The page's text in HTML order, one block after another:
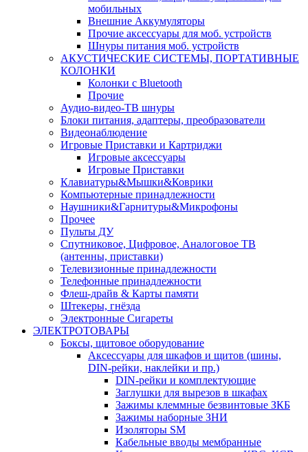
мобильных
Внешние Аккумуляторы
Прочие аксессуары для моб. устройств
Шнуры питания моб. устройств
АКУСТИЧЕСКИЕ СИСТЕМЫ, ПОРТАТИВНЫЕ
КОЛОНКИ
Колонки с Bluetooth
Прочие
Аудио-видео-ТВ шнуры
Блоки питания, адаптеры, преобразователи
Видеонаблюдение
Игровые Приставки и Картриджи
Игровые аксессуары
Игровые Приставки
Клавиатуры&Мышки&Коврики
Компьютерные принадлежности
Наушники&Гарнитуры&Микрофоны
Прочее
Пульты ДУ
Спутниковое, Цифровое, Аналоговое ТВ
(антенны, приставки)
Телевизионные принадлежности
Телефонные принадлежности
Флеш-драйв & Карты памяти
Штекеры, гнёзда
Электронные Сигареты
ЭЛЕКТРОТОВАРЫ
Боксы, щитовое оборудование
Аксессуары для шкафов и щитов (шины,
DIN-рейки, наклейки и пр.)
DIN-рейки и комплектующие
Заглушки для вырезов в шкафах
Зажимы клеммные безвинтовые ЗКБ
Зажимы наборные ЗНИ
Изоляторы SM
Кабельные вводы мембранные